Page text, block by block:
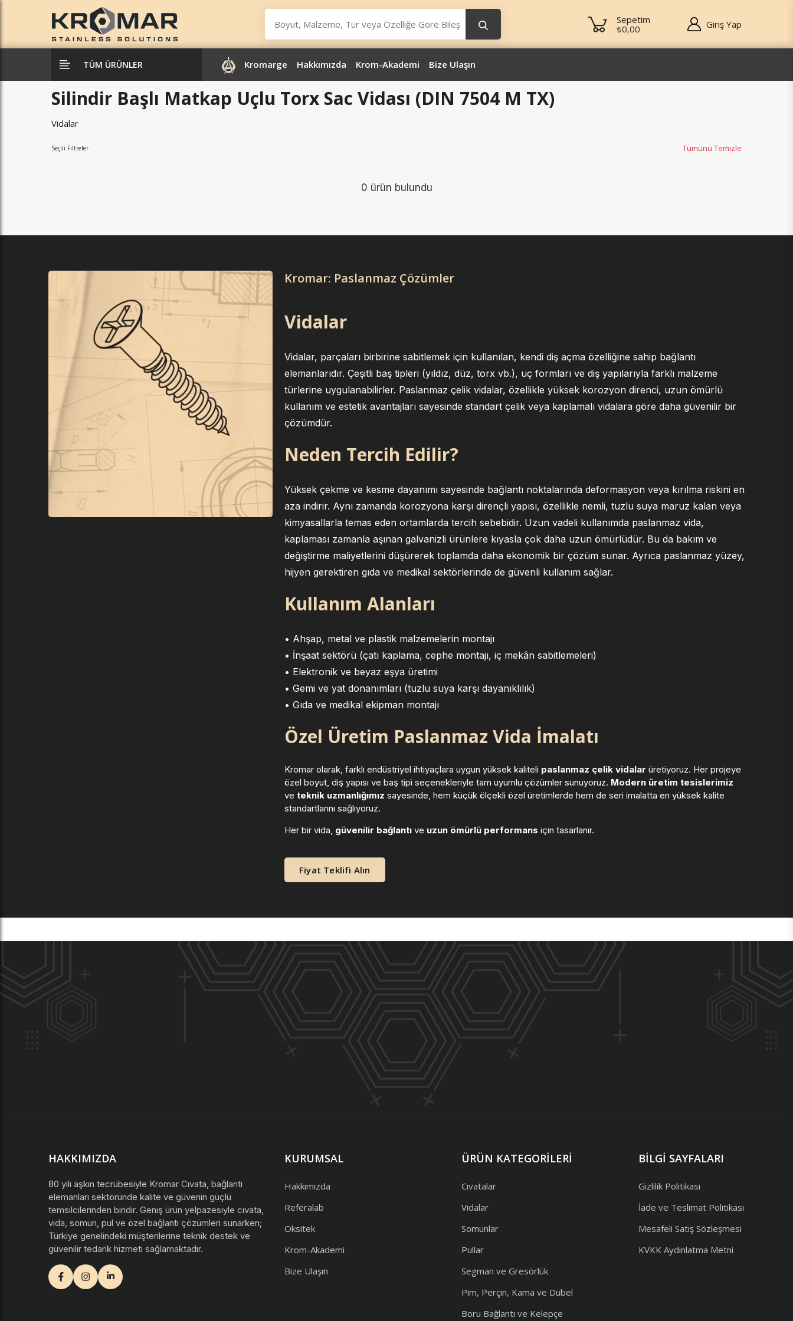
Sepetim
₺0,00
Giriş Yap
TÜM ÜRÜNLER Kromarge Hakkımızda Krom-Akademi Bize Ulaşın
Silindir Başlı Matkap Uçlu Torx Sac Vidası (DIN 7504 M TX)
Vidalar
Seçili Filtreler Tümünü Temizle
0 ürün bulundu
Kromar: Paslanmaz Çözümler
Vidalar
Vidalar, parçaları birbirine sabitlemek için kullanılan, kendi diş açma özelliğine sahip bağlantı
elemanlarıdır. Çeşitli baş tipleri (yıldız, düz, torx vb.), uç formları ve diş yapılarıyla farklı malzeme
türlerine uygulanabilirler. Paslanmaz çelik vidalar, özellikle yüksek korozyon direnci, uzun ömürlü
kullanım ve estetik avantajları sayesinde standart çelik veya kaplamalı vidalara göre daha güvenilir bir
çözümdür.
Neden Tercih Edilir?
Yüksek çekme ve kesme dayanımı sayesinde bağlantı noktalarında deformasyon veya kırılma riskini en
aza indirir. Aynı zamanda korozyona karşı dirençli yapısı, özellikle nemli, tuzlu suya maruz kalan veya
kimyasallarla temas eden ortamlarda tercih sebebidir. Uzun vadeli kullanımda paslanmaz vida,
kaplaması zamanla aşınan galvanizli ürünlere kıyasla çok daha uzun ömürlüdür. Bu da bakım ve
değiştirme maliyetlerini düşürerek toplamda daha ekonomik bir çözüm sunar. Ayrıca paslanmaz yüzey,
hijyen gerektiren gıda ve medikal sektörlerinde de güvenli kullanım sağlar.
Kullanım Alanları
• Ahşap, metal ve plastik malzemelerin montajı
• İnşaat sektörü (çatı kaplama, cephe montajı, iç mekân sabitlemeleri)
• Elektronik ve beyaz eşya üretimi
• Gemi ve yat donanımları (tuzlu suya karşı dayanıklılık)
• Gıda ve medikal ekipman montajı
Özel Üretim Paslanmaz Vida İmalatı
Kromar olarak, farklı endüstriyel ihtiyaçlara uygun yüksek kaliteli paslanmaz çelik vidalar üretiyoruz. Her projeye
özel boyut, diş yapısı ve baş tipi seçenekleriyle tam uyumlu çözümler sunuyoruz. Modern üretim tesislerimiz
ve teknik uzmanlığımız sayesinde, hem küçük ölçekli özel üretimlerde hem de seri imalatta en yüksek kalite
standartlarını sağlıyoruz.
Her bir vida, güvenilir bağlantı ve uzun ömürlü performans için tasarlanır.
Fiyat Teklifi Alın
HAKKIMIZDA
80 yılı aşkın tecrübesiyle Kromar Cıvata, bağlantı
elemanları sektöründe kalite ve güvenin güçlü
temsilcilerinden biridir. Geniş ürün yelpazesiyle cıvata,
vida, somun, pul ve özel bağlantı çözümleri sunarken;
Türkiye genelindeki müşterilerine teknik destek ve
güvenilir tedarik hizmeti sağlamaktadır.
facebookinstagramyoutube
KURUMSAL
Hakkımızda
Referalab
Oksitek
Krom-Akademi
Bize Ulaşın
ÜRÜN KATEGORILERI
Cıvatalar
Vidalar
Somunlar
Pullar
Segman ve Gresörlük
Pim, Perçin, Kama ve Dübel
Boru Bağlantı ve Kelepçe
BILGI SAYFALARI
Gizlilik Politikası
İade ve Teslimat Politikası
Mesafeli Satış Sözleşmesi
KVKK Aydınlatma Metni